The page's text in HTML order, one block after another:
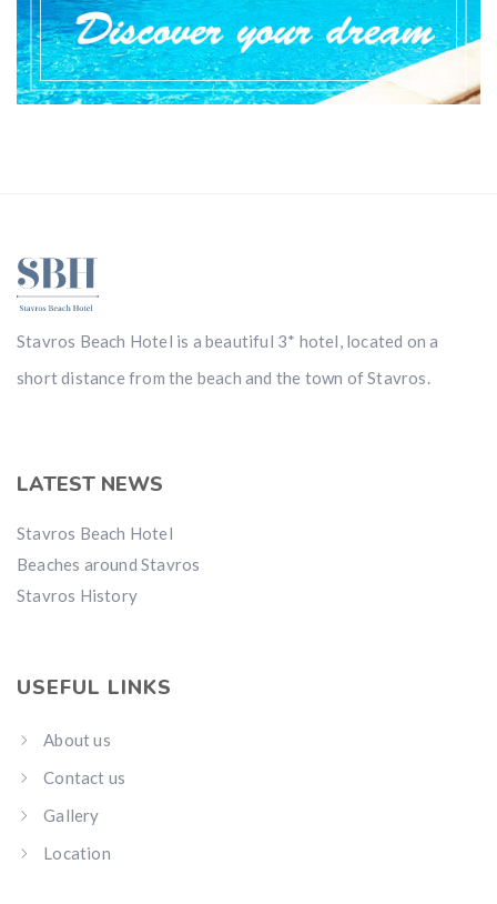
Stavros Beach Hotel is a beautiful 3* hotel, located on a
short distance from the beach and the town of Stavros.
LATEST NEWS
Stavros Beach Hotel
Beaches around Stavros
Stavros History
USEFUL LINKS
About us
Contact us
Gallery
Location